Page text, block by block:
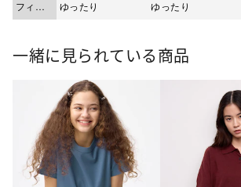
フィッ
ト
ゆったり ゆったり
一緒に見られている商品